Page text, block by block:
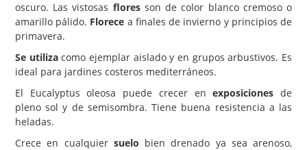
oscuro. Las vistosas floresson de color blanco cremoso o
amarillo pálido. Florece a finales de invierno y principios de
primavera.
Se utilizacomo ejemplar aislado y en grupos arbustivos. Es
ideal para jardines costeros mediterráneos.
El Eucalyptus oleosa puede crecer enexposiciones de
pleno sol y de semisombra. Tiene buena resistencia a las
heladas.
Crece en cualquier suelo bien drenado ya sea arenoso,